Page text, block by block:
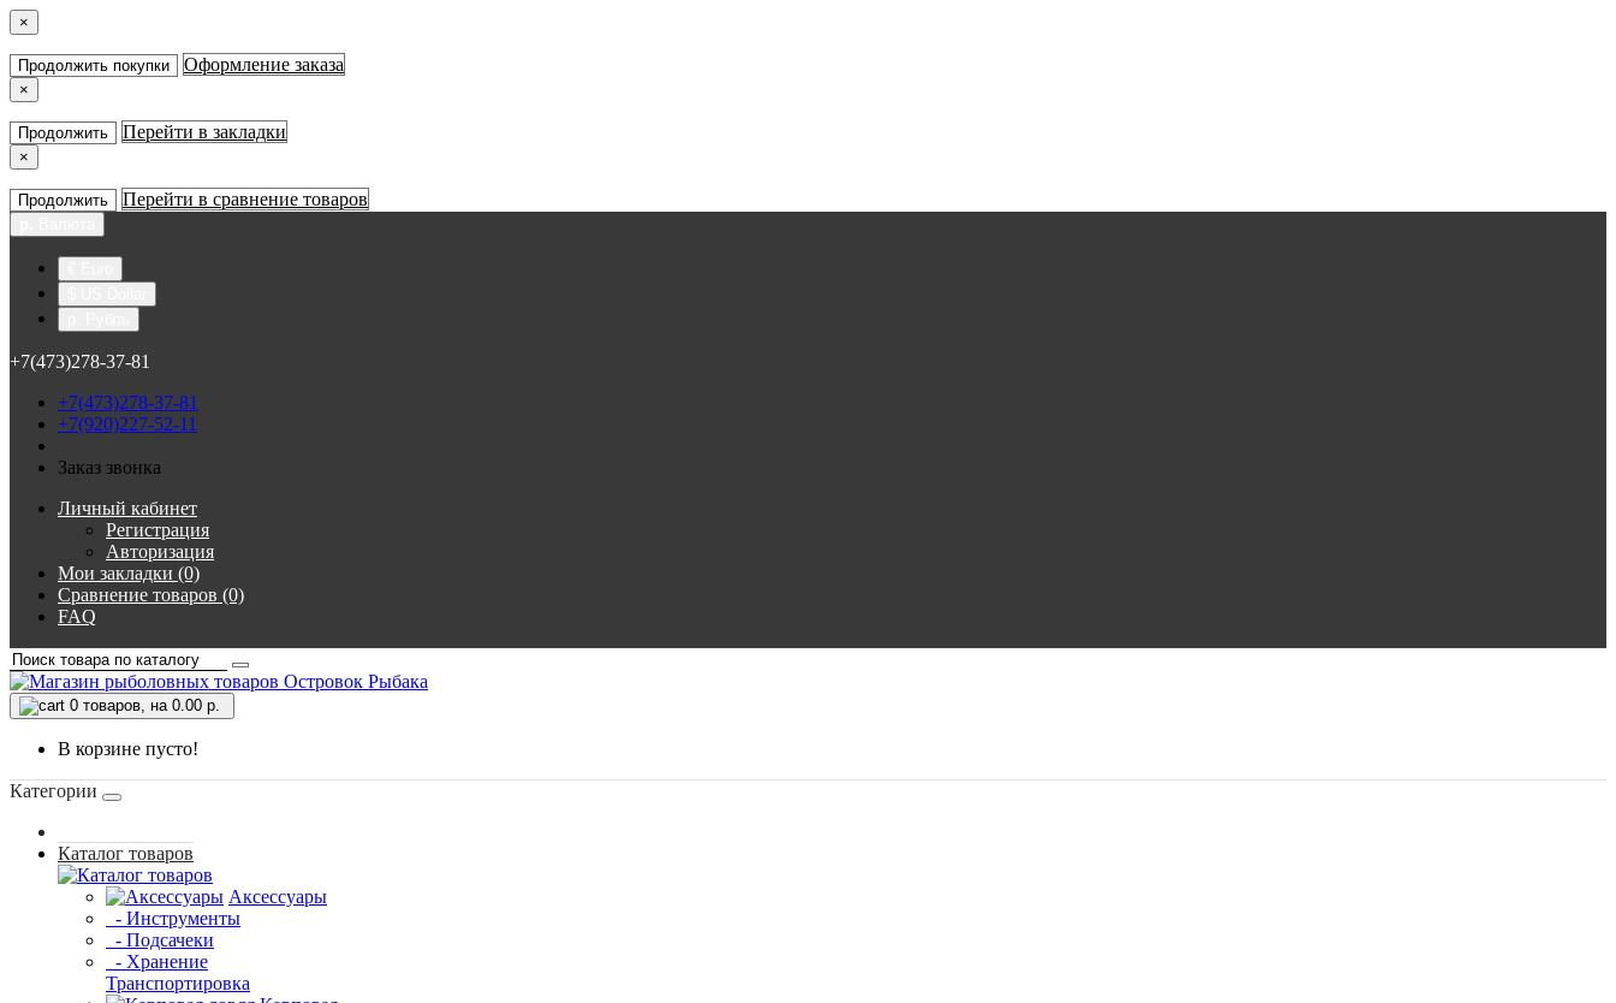
×
Продолжить покупки Оформление заказа
×
Продолжить Перейти в закладки
×
Продолжить Перейти в сравнение товаров
+7(473)278-37-81
+7(473)278-37-81
+7(920)227-52-11
Заказ звонка
Личный кабинет
Регистрация
Авторизация
Мои закладки (0)
Сравнение товаров (0)
FAQ
0 товаров, на 0.00 р.
В корзине пусто!
Категории
Каталог товаров
Аксессуары
- Инструменты
- Подсачеки
- Хранение
Транспортировка